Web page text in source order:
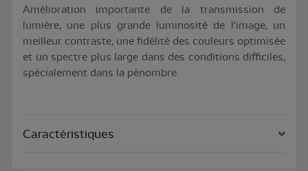
Amélioration importante de la transmission de
lumière, une plus grande luminosité de l'image, un
meilleur contraste, une fidélité des couleurs optimisée
et un spectre plus large dans des conditions difficiles,
spécialement dans la pénombre.
Caractéristiques